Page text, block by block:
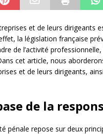
et de leurs dirigeants
la législation française
de l’activité
cet article, nous
et de leurs dirigeants,
de la
pénale repose sur deux